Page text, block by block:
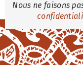
Nous ne faisons